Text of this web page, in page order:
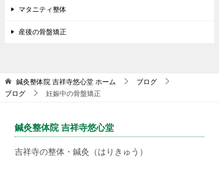
マタニティ整体
産後の骨盤矯正
鍼灸整体院 吉祥寺悠心堂 ホーム
ブログ
ブログ
妊娠中の骨盤矯正
鍼灸整体院 吉祥寺悠心堂
吉祥寺の整体・鍼灸（はりきゅう）